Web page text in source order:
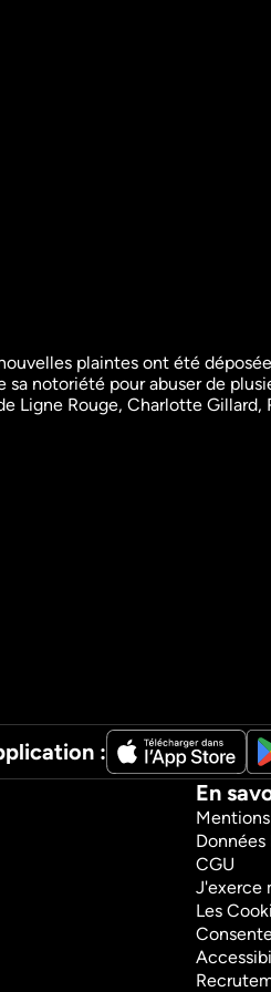
Kardashian:
face à
plaintes ont été
notoriété pour abuser de
Rouge, Charlotte
:
En
Données
CGU
J'exerce
Les